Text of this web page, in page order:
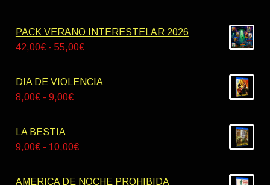
PACK VERANO INTERESTELAR 2026
42,00€ - 55,00€Rango
precios:
DIA DE VIOLENCIA
8,00€ - 9,00€Rango
desde
LA BESTIA
9,00€ - 10,00€Rango
precios:
AMERICA DE NOCHE PROHIBIDA